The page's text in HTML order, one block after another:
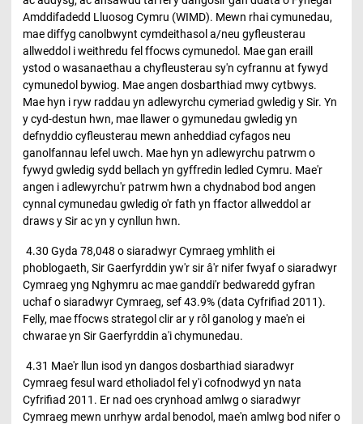
Amddifadedd Lluosog Cymru (WIMD). Mewn rhai cymunedau,
mae diffyg canolbwynt cymdeithasol a/neu gyfleusterau
allweddol i weithredu fel ffocws cymunedol. Mae gan eraill
ystod o wasanaethau a chyfleusterau sy'n cyfrannu at fywyd
cymunedol bywiog. Mae angen dosbarthiad mwy cytbwys.
Mae hyn i ryw raddau yn adlewyrchu cymeriad gwledig y Sir. Yn
y cyd-destun hwn, mae llawer o gymunedau gwledig yn
defnyddio cyfleusterau mewn anheddiad cyfagos neu
ganolfannau lefel uwch. Mae hyn yn adlewyrchu patrwm o
fywyd gwledig sydd bellach yn gyffredin ledled Cymru. Mae'r
angen i adlewyrchu'r patrwm hwn a chydnabod bod angen
cynnal cymunedau gwledig o'r fath yn ffactor allweddol ar
draws y Sir ac yn y cynllun hwn.
4.30 Gyda 78,048 o siaradwyr Cymraeg ymhlith ei
phoblogaeth, Sir Gaerfyrddin yw'r sir â'r nifer fwyaf o siaradwyr
Cymraeg yng Nghymru ac mae ganddi'r bedwaredd gyfran
uchaf o siaradwyr Cymraeg, sef 43.9% (data Cyfrifiad 2011).
Felly, mae ffocws strategol clir ar y rôl ganolog y mae'n ei
chwarae yn Sir Gaerfyrddin a'i chymunedau.
4.31 Mae'r llun isod yn dangos dosbarthiad siaradwyr
Cymraeg fesul ward etholiadol fel y'i cofnodwyd yn nata
Cyfrifiad 2011. Er nad oes crynhoad amlwg o siaradwyr
Cymraeg mewn unrhyw ardal benodol, mae'n amlwg bod nifer o